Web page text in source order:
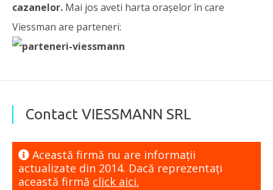
cazanelor. Mai jos aveti harta orașelor în care
Viessman are parteneri:
Contact VIESSMANN SRL
Această firmă nu are informaţii
actualizate din 2014. Dacă reprezentaţi
această firmă click aici.